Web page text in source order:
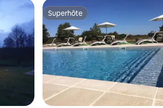
Superhôte
Superhôte